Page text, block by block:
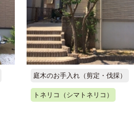
庭木のお手入れ（剪定・伐採）
トネリコ（シマトネリコ）